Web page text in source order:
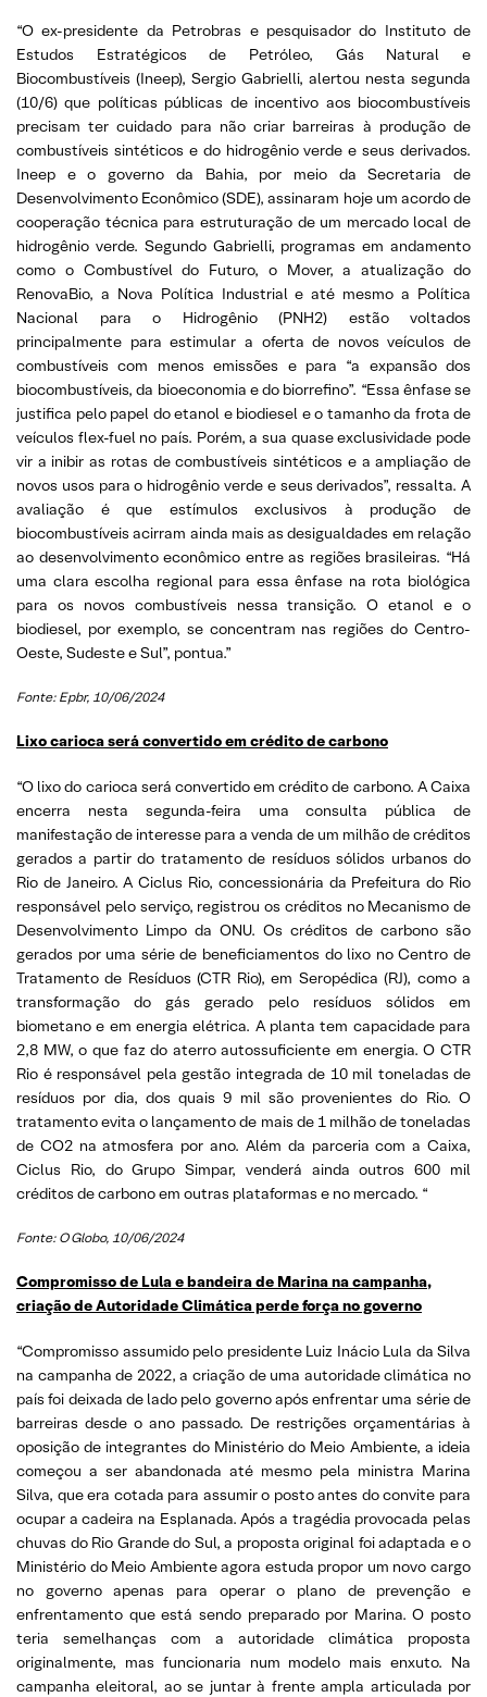
“O ex-presidente da Petrobras e pesquisador do Instituto de
Estudos Estratégicos de Petróleo, Gás Natural e
Biocombustíveis (Ineep), Sergio Gabrielli, alertou nesta segunda
(10/6) que políticas públicas de incentivo aos biocombustíveis
precisam ter cuidado para não criar barreiras à produção de
combustíveis sintéticos e do hidrogênio verde e seus derivados.
Ineep e o governo da Bahia, por meio da Secretaria de
Desenvolvimento Econômico (SDE), assinaram hoje um acordo de
cooperação técnica para estruturação de um mercado local de
hidrogênio verde. Segundo Gabrielli, programas em andamento
como o Combustível do Futuro, o Mover, a atualização do
RenovaBio, a Nova Política Industrial e até mesmo a Política
Nacional para o Hidrogênio (PNH2) estão voltados
principalmente para estimular a oferta de novos veículos de
combustíveis com menos emissões e para “a expansão dos
biocombustíveis, da bioeconomia e do biorrefino”. “Essa ênfase se
justifica pelo papel do etanol e biodiesel e o tamanho da frota de
veículos flex-fuel no país. Porém, a sua quase exclusividade pode
vir a inibir as rotas de combustíveis sintéticos e a ampliação de
novos usos para o hidrogênio verde e seus derivados”, ressalta. A
avaliação é que estímulos exclusivos à produção de
biocombustíveis acirram ainda mais as desigualdades em relação
ao desenvolvimento econômico entre as regiões brasileiras. “Há
uma clara escolha regional para essa ênfase na rota biológica
para os novos combustíveis nessa transição. O etanol e o
biodiesel, por exemplo, se concentram nas regiões do Centro-
Oeste, Sudeste e Sul”, pontua.”
Fonte: Epbr, 10/06/2024
Lixo carioca será convertido em crédito de carbono
“O lixo do carioca será convertido em crédito de carbono. A Caixa
encerra nesta segunda-feira uma consulta pública de
manifestação de interesse para a venda de um milhão de créditos
gerados a partir do tratamento de resíduos sólidos urbanos do
Rio de Janeiro. A Ciclus Rio, concessionária da Prefeitura do Rio
responsável pelo serviço, registrou os créditos no Mecanismo de
Desenvolvimento Limpo da ONU. Os créditos de carbono são
gerados por uma série de beneficiamentos do lixo no Centro de
Tratamento de Resíduos (CTR Rio), em Seropédica (RJ), como a
transformação do gás gerado pelo resíduos sólidos em
biometano e em energia elétrica. A planta tem capacidade para
2,8 MW, o que faz do aterro autossuficiente em energia. O CTR
Rio é responsável pela gestão integrada de 10 mil toneladas de
resíduos por dia, dos quais 9 mil são provenientes do Rio. O
tratamento evita o lançamento de mais de 1 milhão de toneladas
de CO2 na atmosfera por ano. Além da parceria com a Caixa,
Ciclus Rio, do Grupo Simpar, venderá ainda outros 600 mil
créditos de carbono em outras plataformas e no mercado. “
Fonte: O Globo, 10/06/2024
Compromisso de Lula e bandeira de Marina na campanha,
criação de Autoridade Climática perde força no governo
“Compromisso assumido pelo presidente Luiz Inácio Lula da Silva
na campanha de 2022, a criação de uma autoridade climática no
país foi deixada de lado pelo governo após enfrentar uma série de
barreiras desde o ano passado. De restrições orçamentárias à
oposição de integrantes do Ministério do Meio Ambiente, a ideia
começou a ser abandonada até mesmo pela ministra Marina
Silva, que era cotada para assumir o posto antes do convite para
ocupar a cadeira na Esplanada. Após a tragédia provocada pelas
chuvas do Rio Grande do Sul, a proposta original foi adaptada e o
Ministério do Meio Ambiente agora estuda propor um novo cargo
no governo apenas para operar o plano de prevenção e
enfrentamento que está sendo preparado por Marina. O posto
teria semelhanças com a autoridade climática proposta
originalmente, mas funcionaria num modelo mais enxuto. Na
campanha eleitoral, ao se juntar à frente ampla articulada por